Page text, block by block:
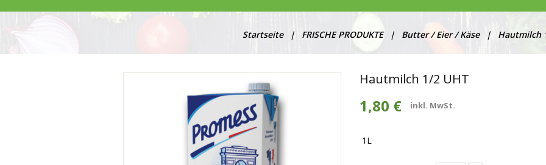
Startseite FRISCHE PRODUKTE Butter / Eier / Käse Hautmilch
Hautmilch 1/2 UHT
1,80 € inkl. MwSt.
1L